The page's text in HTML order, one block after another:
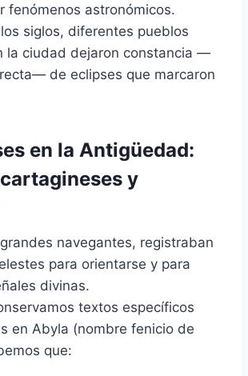
fenómenos astronómicos.
siglos, diferentes pueblos
la ciudad dejaron constancia —
de eclipses que marcaron
en la Antigüedad:
y
navegantes, registraban
para orientarse y para
divinas.
textos específicos
en Abyla (nombre fenicio de
que: